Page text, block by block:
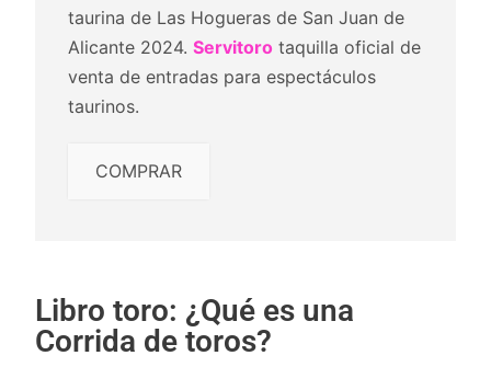
taurina de Las Hogueras de San Juan de
Alicante 2024. Servitoro taquilla oficial de
venta de entradas para espectáculos
taurinos.
COMPRAR
Libro toro: ¿Qué es una
Corrida de toros?